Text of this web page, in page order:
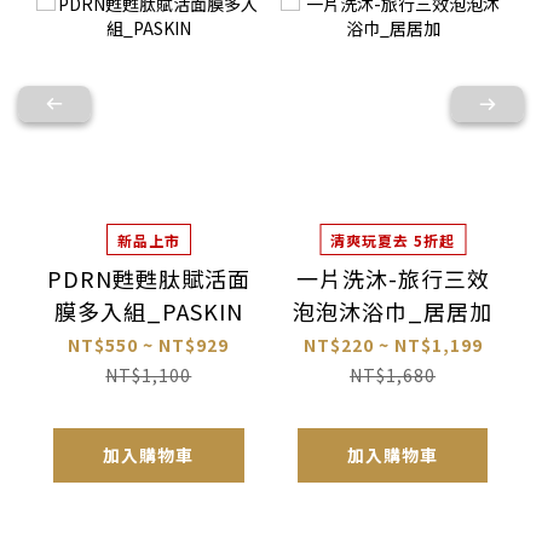
新品上市
PDRN甦甦肽賦活面
膜多入組_PASKIN
NT$550 ~ NT$929
NT$1,100
加入購物車
清爽玩夏去 5折起
一片洗沐-旅行三效
泡泡沐浴巾_居居加
NT$220 ~ NT$1,199
NT$1,680
加入購物車